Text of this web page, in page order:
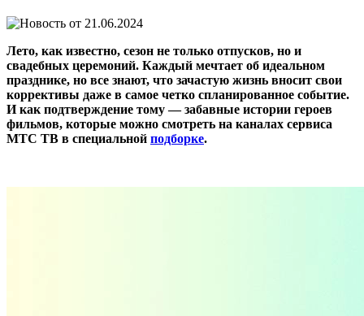
21.06.2024
Лето, как известно, сезон не только отпусков, но и
свадебных церемоний. Каждый мечтает об идеальном
празднике, но все знают, что зачастую жизнь вносит свои
коррективы даже в самое четко спланированное событие.
И как подтверждение тому — забавные истории героев
фильмов, которые можно смотреть на каналах сервиса
МТС ТВ в специальной подборке.